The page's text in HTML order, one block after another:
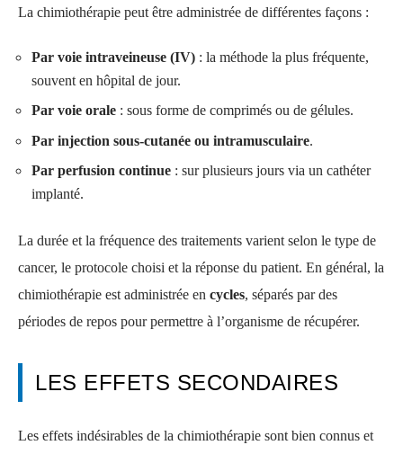
La chimiothérapie peut être administrée de différentes façons :
Par voie intraveineuse (IV) : la méthode la plus fréquente,
souvent en hôpital de jour.
Par voie orale : sous forme de comprimés ou de gélules.
Par injection sous-cutanée ou intramusculaire.
Par perfusion continue : sur plusieurs jours via un cathéter
implanté.
La durée et la fréquence des traitements varient selon le type de
cancer, le protocole choisi et la réponse du patient. En général, la
chimiothérapie est administrée en cycles, séparés par des
périodes de repos pour permettre à l’organisme de récupérer.
LES EFFETS SECONDAIRES
Les effets indésirables de la chimiothérapie sont bien connus et